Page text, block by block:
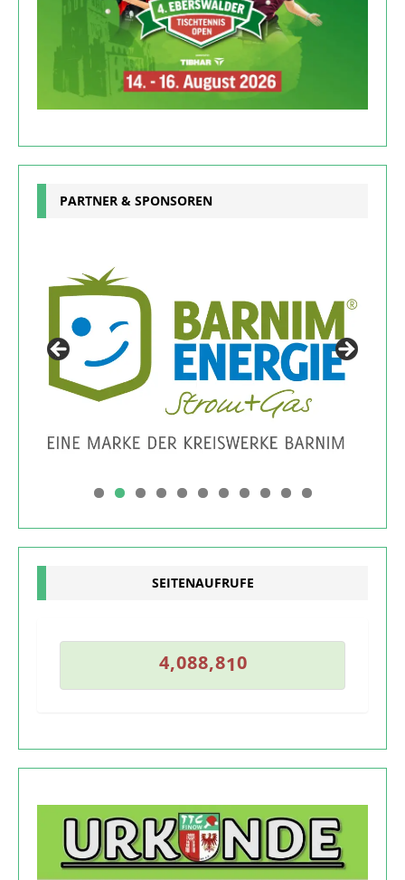
PARTNER & SPONSOREN
0 1
SEITENAUFRUFE
4
4
,
,
0
0
8
8
8
8
,
,
8
81
0
0
9